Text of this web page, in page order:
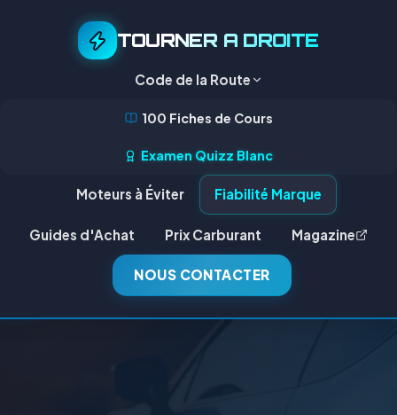
TOURNER A DROITE
Code de la Route
100 Fiches de Cours
Examen Quizz Blanc
Moteurs à Éviter Fiabilité Marque
Guides d'Achat Prix Carburant Magazine
NOUS CONTACTER